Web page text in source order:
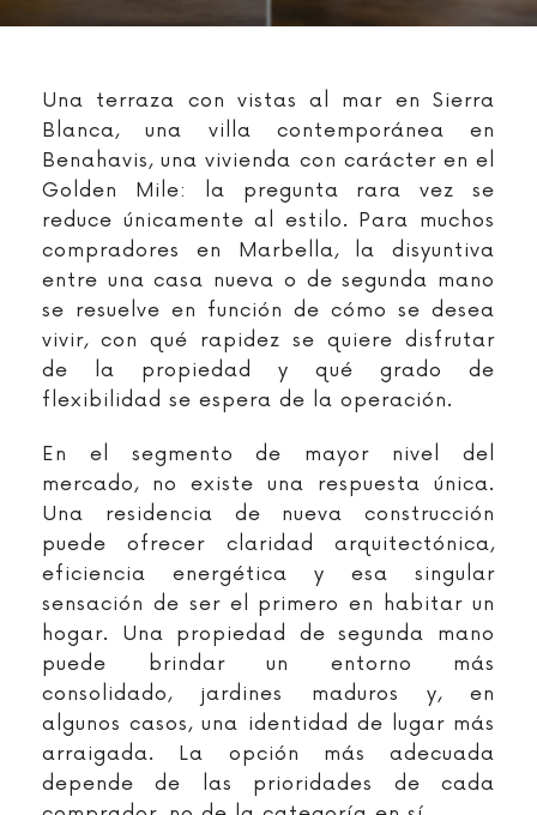
Una terraza con vistas al mar en Sierra
Blanca, una villa contemporánea en
Benahavis, una vivienda con carácter en el
Golden Mile: la pregunta rara vez se
reduce únicamente al estilo. Para muchos
compradores en Marbella, la disyuntiva
entre una casa nueva o de segunda mano
se resuelve en función de cómo se desea
vivir, con qué rapidez se quiere disfrutar
de la propiedad y qué grado de
flexibilidad se espera de la operación.
En el segmento de mayor nivel del
mercado, no existe una respuesta única.
Una residencia de nueva construcción
puede ofrecer claridad arquitectónica,
eficiencia energética y esa singular
sensación de ser el primero en habitar un
hogar. Una propiedad de segunda mano
puede brindar un entorno más
consolidado, jardines maduros y, en
algunos casos, una identidad de lugar más
arraigada. La opción más adecuada
depende de las prioridades de cada